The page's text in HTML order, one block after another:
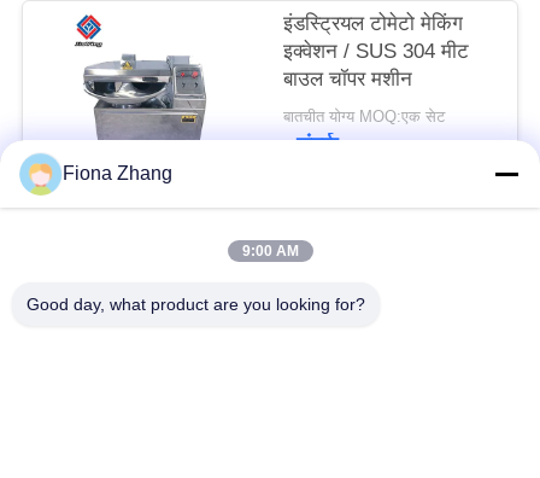
इंडस्ट्रियल टोमेटो मेकिंग
इक्वेशन / SUS 304 मीट
बाउल चॉपर मशीन
बातचीत योग्य MOQ:एक सेट
संपर्क
लोकप्रिय श्रेणियां
Fiona Zhang
9:00 AM
Good day, what product are you looking for?